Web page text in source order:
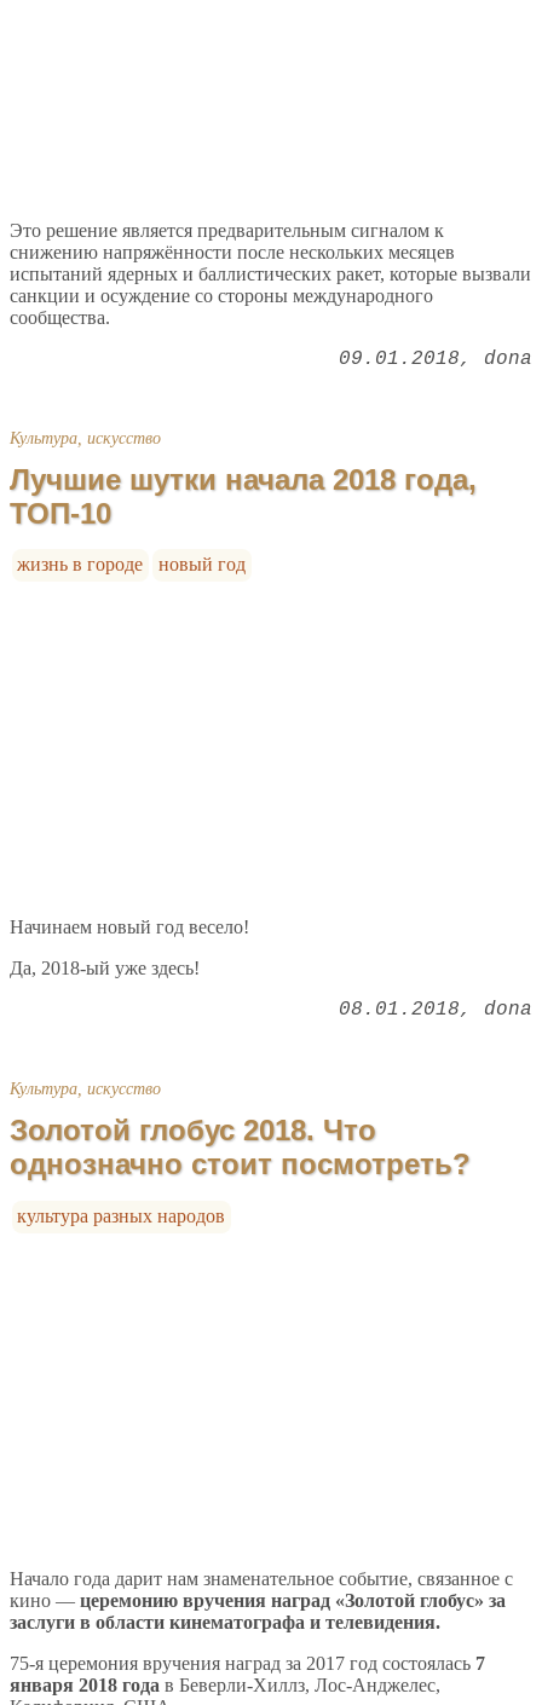
Это решение является предварительным сигналом к
снижению напряжённости после нескольких месяцев
испытаний ядерных и баллистических ракет, которые вызвали
санкции и осуждение со стороны международного
сообщества.
09.01.2018 dona
Культура, искусство
Лучшие шутки начала 2018 года,
ТОП-10
жизнь в городе новый год
Начинаем новый год весело!
Да, 2018-ый уже здесь!
08.01.2018 dona
Культура, искусство
Золотой глобус 2018. Что
однозначно стоит посмотреть?
культура разных народов
Начало года дарит нам знаменательное событие, связанное с
кино — церемонию вручения наград «Золотой глобус» за
заслуги в области кинематографа и телевидения.
75-я церемония вручения наград за 2017 год состоялась 7
января 2018 года в Беверли-Хиллз, Лос-Анджелес,